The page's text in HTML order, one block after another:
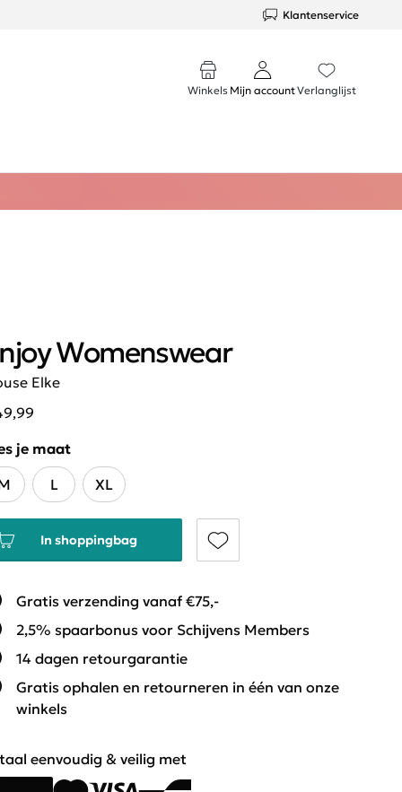
Klantenservice
Winkels Mijn accountVerlanglijst
Elke
Womenswear
je maat
L XL
In shoppingbag
Gratis verzending vanaf €75,-
2,5% spaarbonus voor Schijvens Members
14 dagen retourgarantie
Gratis ophalen en retourneren in één van onze
winkels
eenvoudig & veilig met